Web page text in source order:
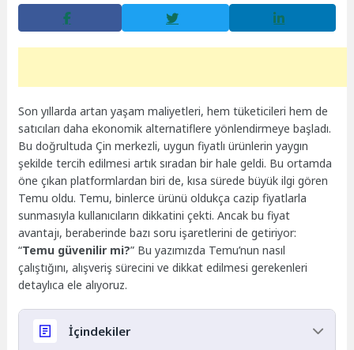
Son yıllarda artan yaşam maliyetleri, hem tüketicileri hem de
satıcıları daha ekonomik alternatiflere yönlendirmeye başladı.
Bu doğrultuda Çin merkezli, uygun fiyatlı ürünlerin yaygın
şekilde tercih edilmesi artık sıradan bir hale geldi. Bu ortamda
öne çıkan platformlardan biri de, kısa sürede büyük ilgi gören
Temu oldu. Temu, binlerce ürünü oldukça cazip fiyatlarla
sunmasıyla kullanıcıların dikkatini çekti. Ancak bu fiyat
avantajı, beraberinde bazı soru işaretlerini de getiriyor:
“Temu güvenilir mi?” Bu yazımızda Temu’nun nasıl
çalıştığını, alışveriş sürecini ve dikkat edilmesi gerekenleri
detaylıca ele alıyoruz.
İçindekiler